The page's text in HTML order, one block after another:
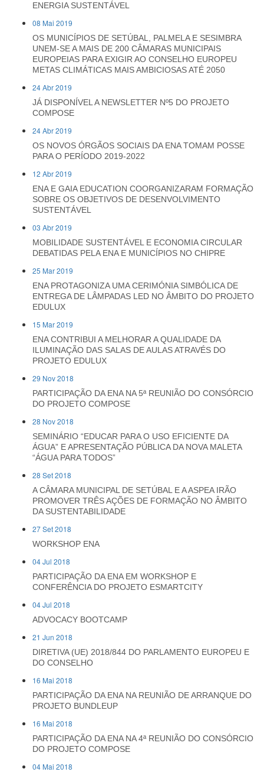
ENERGIA SUSTENTÁVEL
08 Mai 2019
OS MUNICÍPIOS DE SETÚBAL, PALMELA E SESIMBRA
UNEM-SE A MAIS DE 200 CÂMARAS MUNICIPAIS
EUROPEIAS PARA EXIGIR AO CONSELHO EUROPEU
METAS CLIMÁTICAS MAIS AMBICIOSAS ATÉ 2050
24 Abr 2019
JÁ DISPONÍVEL A NEWSLETTER Nº5 DO PROJETO
COMPOSE
24 Abr 2019
OS NOVOS ÓRGÃOS SOCIAIS DA ENA TOMAM POSSE
PARA O PERÍODO 2019-2022
12 Abr 2019
ENA E GAIA EDUCATION COORGANIZARAM FORMAÇÃO
SOBRE OS OBJETIVOS DE DESENVOLVIMENTO
SUSTENTÁVEL
03 Abr 2019
MOBILIDADE SUSTENTÁVEL E ECONOMIA CIRCULAR
DEBATIDAS PELA ENA E MUNICÍPIOS NO CHIPRE
25 Mar 2019
ENA PROTAGONIZA UMA CERIMÓNIA SIMBÓLICA DE
ENTREGA DE LÂMPADAS LED NO ÂMBITO DO PROJETO
EDULUX
15 Mar 2019
ENA CONTRIBUI A MELHORAR A QUALIDADE DA
ILUMINAÇÃO DAS SALAS DE AULAS ATRAVÉS DO
PROJETO EDULUX
29 Nov 2018
PARTICIPAÇÃO DA ENA NA 5ª REUNIÃO DO CONSÓRCIO
DO PROJETO COMPOSE
28 Nov 2018
SEMINÁRIO “EDUCAR PARA O USO EFICIENTE DA
ÁGUA” E APRESENTAÇÃO PÚBLICA DA NOVA MALETA
“ÁGUA PARA TODOS”
28 Set 2018
A CÂMARA MUNICIPAL DE SETÚBAL E A ASPEA IRÃO
PROMOVER TRÊS AÇÕES DE FORMAÇÃO NO ÂMBITO
DA SUSTENTABILIDADE
27 Set 2018
WORKSHOP ENA
04 Jul 2018
PARTICIPAÇÃO DA ENA EM WORKSHOP E
CONFERÊNCIA DO PROJETO ESMARTCITY
04 Jul 2018
ADVOCACY BOOTCAMP
21 Jun 2018
DIRETIVA (UE) 2018/844 DO PARLAMENTO EUROPEU E
DO CONSELHO
16 Mai 2018
PARTICIPAÇÃO DA ENA NA REUNIÃO DE ARRANQUE DO
PROJETO BUNDLEUP
16 Mai 2018
PARTICIPAÇÃO DA ENA NA 4ª REUNIÃO DO CONSÓRCIO
DO PROJETO COMPOSE
04 Mai 2018